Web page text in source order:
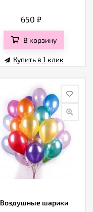
650 ₽
В корзину
Купить в 1 клик
Воздушные шарики